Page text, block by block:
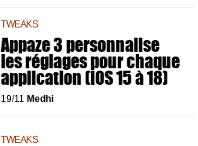
TWEAKS
Appaze 3 personnalise
les réglages pour chaque
application (iOS 15 à 18)
19/11 Medhi
TWEAKS